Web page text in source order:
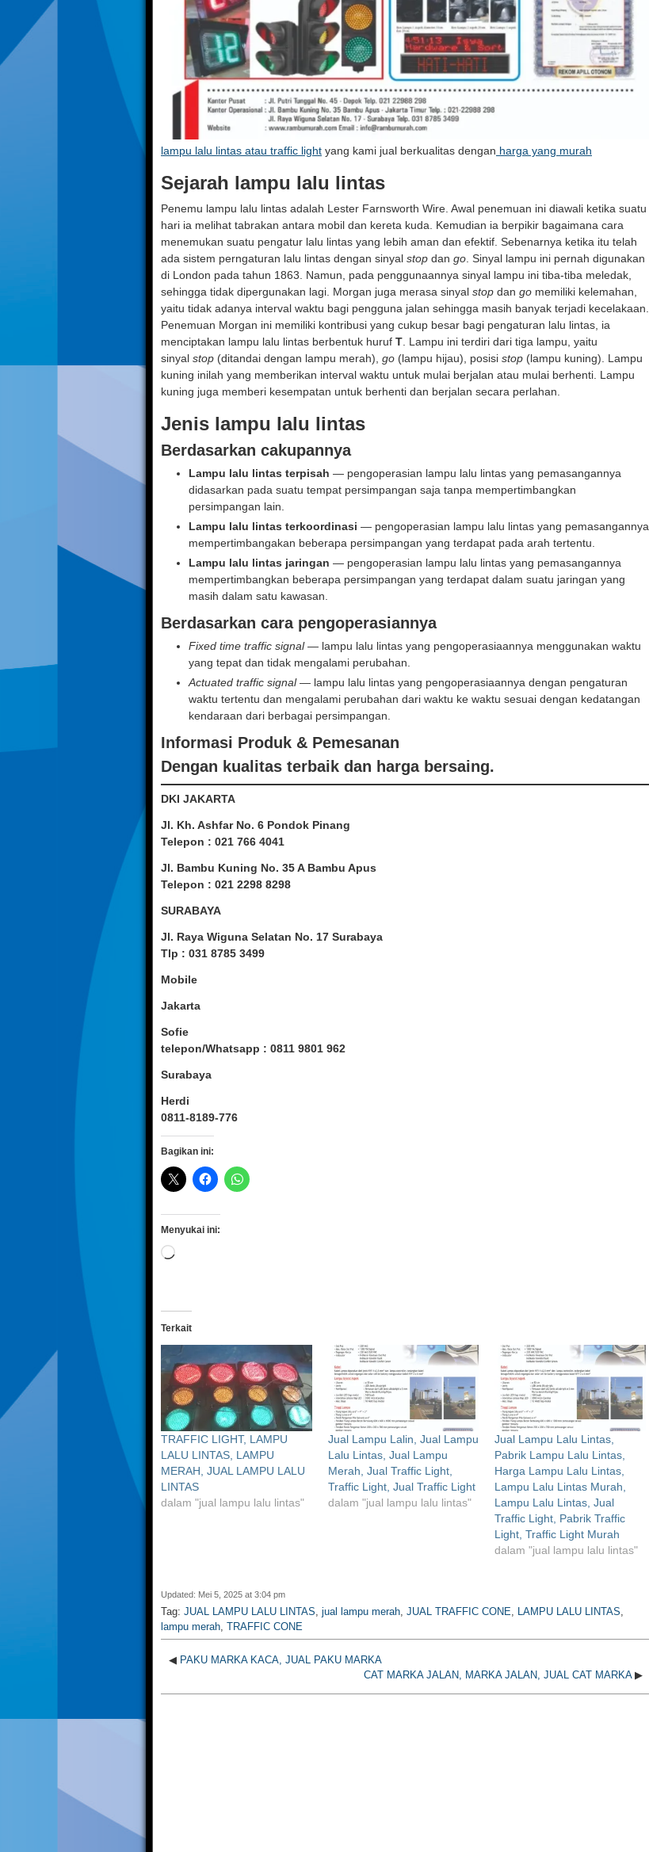
lampu lalu lintas atau traffic light yang kami jual berkualitas dengan harga yang murah
Sejarah lampu lalu lintas
Penemu lampu lalu lintas adalah Lester Farnsworth Wire. Awal penemuan ini diawali ketika suatu
hari ia melihat tabrakan antara mobil dan kereta kuda. Kemudian ia berpikir bagaimana cara
menemukan suatu pengatur lalu lintas yang lebih aman dan efektif. Sebenarnya ketika itu telah
ada sistem perngaturan lalu lintas dengan sinyal stop dan go . Sinyal lampu ini pernah digunakan
di London pada tahun 1863. Namun, pada penggunaannya sinyal lampu ini tiba-tiba meledak,
sehingga tidak dipergunakan lagi. Morgan juga merasa sinyal stop dan go memiliki kelemahan,
yaitu tidak adanya interval waktu bagi pengguna jalan sehingga masih banyak terjadi kecelakaan.
Penemuan Morgan ini memiliki kontribusi yang cukup besar bagi pengaturan lalu lintas, ia
menciptakan lampu lalu lintas berbentuk huruf T . Lampu ini terdiri dari tiga lampu, yaitu
sinyal stop (ditandai dengan lampu merah), go (lampu hijau), posisi stop (lampu kuning). Lampu
kuning inilah yang memberikan interval waktu untuk mulai berjalan atau mulai berhenti. Lampu
kuning juga memberi kesempatan untuk berhenti dan berjalan secara perlahan.
Jenis lampu lalu lintas
Berdasarkan cakupannya
Lampu lalu lintas terpisah — pengoperasian lampu lalu lintas yang pemasangannya
didasarkan pada suatu tempat persimpangan saja tanpa mempertimbangkan
persimpangan lain.
Lampu lalu lintas terkoordinasi — pengoperasian lampu lalu lintas yang pemasangannya
mempertimbangakan beberapa persimpangan yang terdapat pada arah tertentu.
Lampu lalu lintas jaringan — pengoperasian lampu lalu lintas yang pemasangannya
mempertimbangkan beberapa persimpangan yang terdapat dalam suatu jaringan yang
masih dalam satu kawasan.
Berdasarkan cara pengoperasiannya
Fixed time traffic signal— lampu lalu lintas yang pengoperasiaannya menggunakan waktu
yang tepat dan tidak mengalami perubahan.
Actuated traffic signal— lampu lalu lintas yang pengoperasiaannya dengan pengaturan
waktu tertentu dan mengalami perubahan dari waktu ke waktu sesuai dengan kedatangan
kendaraan dari berbagai persimpangan.
Informasi Produk & Pemesanan
Dengan kualitas terbaik dan harga bersaing.
DKI JAKARTA
Jl. Kh. Ashfar No. 6 Pondok Pinang
Telepon : 021 766 4041
Jl. Bambu Kuning No. 35 A Bambu Apus
Telepon : 021 2298 8298
SURABAYA
Jl. Raya Wiguna Selatan No. 17 Surabaya
Tlp : 031 8785 3499
Mobile
Jakarta
Sofie
telepon/Whatsapp : 0811 9801 962
Surabaya
Herdi
0811-8189-776
Bagikan ini:
Menyukai ini:
Memuat...
Terkait
TRAFFIC LIGHT, LAMPU
LALU LINTAS, LAMPU
MERAH, JUAL LAMPU LALU
LINTAS
dalam "jual lampu lalu lintas"
Jual Lampu Lalin, Jual Lampu
Lalu Lintas, Jual Lampu
Merah, Jual Traffic Light,
Traffic Light, Jual Traffic Light
dalam "jual lampu lalu lintas"
Jual Lampu Lalu Lintas,
Pabrik Lampu Lalu Lintas,
Harga Lampu Lalu Lintas,
Lampu Lalu Lintas Murah,
Lampu Lalu Lintas, Jual
Traffic Light, Pabrik Traffic
Light, Traffic Light Murah
dalam "jual lampu lalu lintas"
Updated: Mei 5, 2025 at 3:04 pm
Tag: JUAL LAMPU LALU LINTAS jual lampu merah JUAL TRAFFIC CONE LAMPU LALU LINTAS
lampu merah TRAFFIC CONE
◀ PAKU MARKA KACA, JUAL PAKU MARKA
CAT MARKA JALAN, MARKA JALAN, JUAL CAT MARKA▶